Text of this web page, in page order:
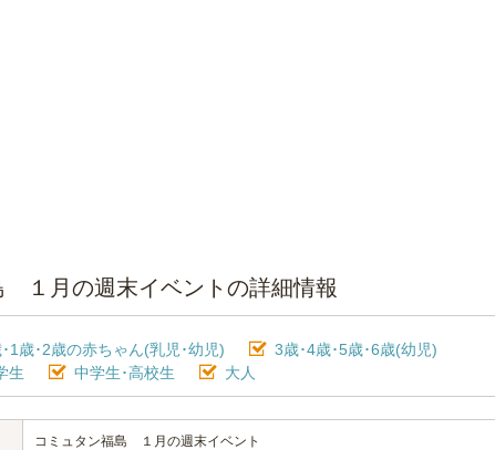
１月の週末イベントの詳細情報
1歳･2歳の赤ちゃん(乳児･幼児)
3歳･4歳･5歳･6歳(幼児)
生
中学生･高校生 大人
コミュタン福島 １月の週末イベント